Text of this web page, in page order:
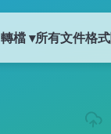
轉檔 ▾所有文件格式